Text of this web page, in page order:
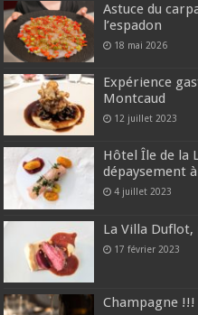
Astuce du
l’espadon
18 mai 2026
Expérience
Montcaud
12 juillet 2023
Hôtel Île de la
dépaysement
4 juillet 2023
La Villa
17 février 2023
Champagne !!!